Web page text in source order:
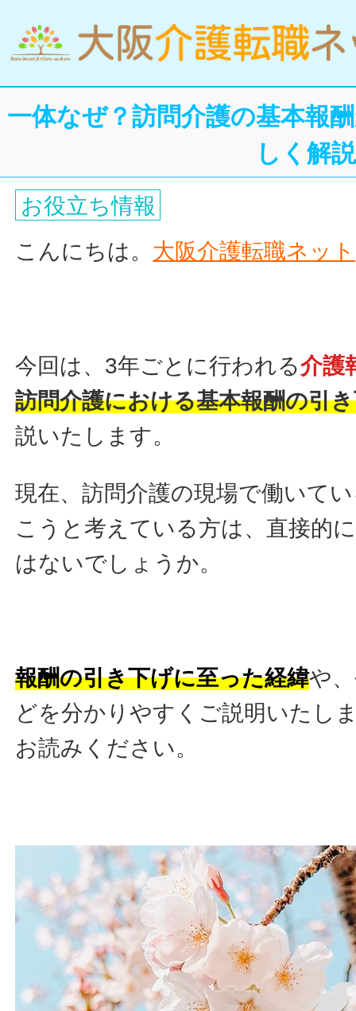
一体なぜ？訪問介護の基本報
しく解説
お役立ち情報
こんにちは。 大阪介護転職ネット
今回は、3年ごとに行われる介護
訪問介護における基本報酬の引
説いたします。
現在、訪問介護の現場で働いて
こうと考えている方は、直接的
はないでしょうか。
報酬の引き下げに至った経緯や、
どを分かりやすくご説明いたし
お読みください。